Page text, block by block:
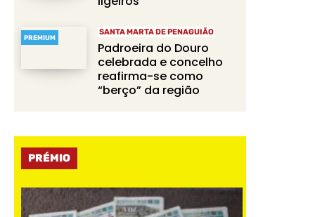
PREMIUM
SANTA MARTA DE PENAGUIÃO
Padroeira do Douro
celebrada e concelho
reafirma-se como
“berço” da região
PRÉMIO